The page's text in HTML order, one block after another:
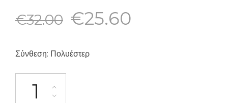
€32.00 €25.60
Σύνθεση: Πολυέστερ